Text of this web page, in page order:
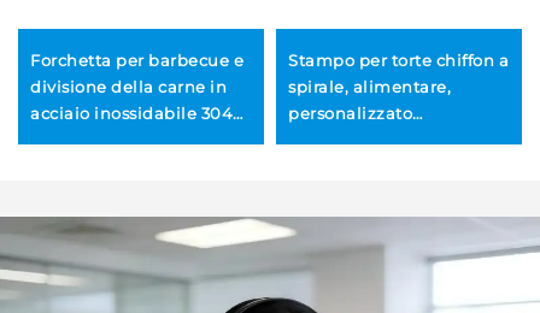
Forchetta per barbecue e
divisione della carne in
acciaio inossidabile 304
con protezione per la
mano, forchetta a forma
di artiglio d'orso,
ecologica, per uso
Stampo per torte chiffon a
spirale, alimentare,
personalizzato
utensile da cucina per uso
domestico